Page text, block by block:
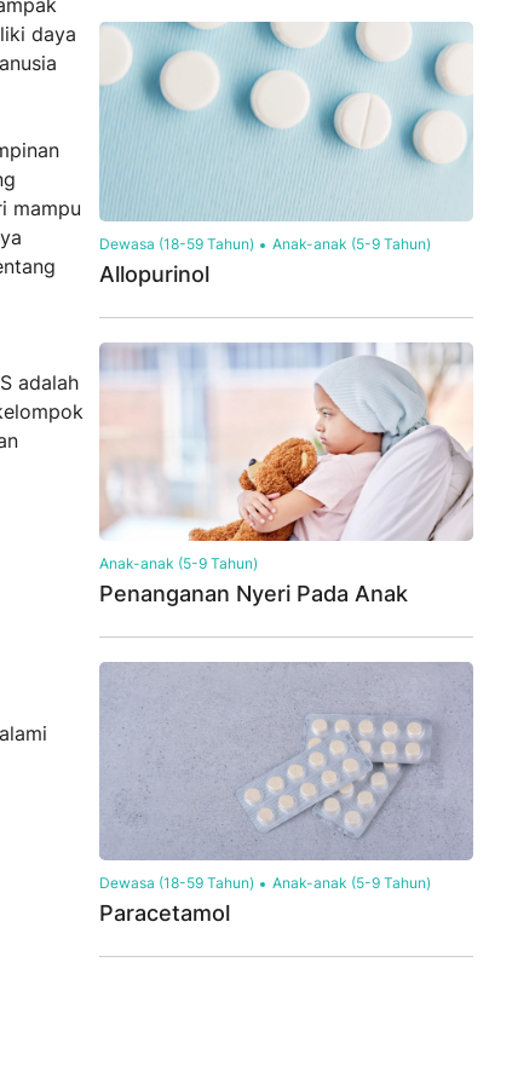
daya
mampu
adalah
Dewasa (18-59 Tahun) Anak-anak (5-9 Tahun)
Allopurinol
Anak-anak (5-9 Tahun)
Penanganan Nyeri Pada Anak
Dewasa (18-59 Tahun) Anak-anak (5-9 Tahun)
Paracetamol